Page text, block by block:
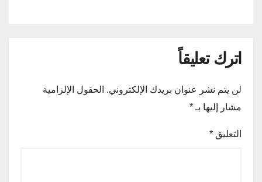
اترك تعليقاً
لن يتم نشر عنوان بريدك الإلكتروني. الحقول الإلزامية
مشار إليها بـ *
التعليق *